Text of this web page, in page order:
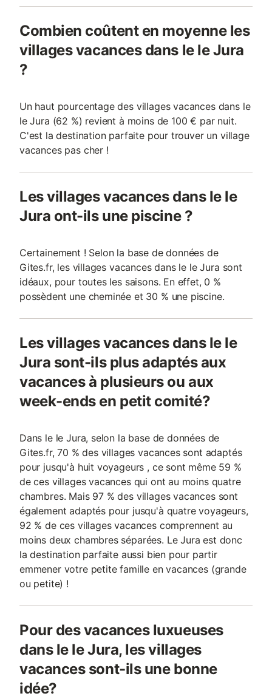
Combien coûtent en moyenne les
villages vacances dans le le Jura
?
Un haut pourcentage des villages vacances dans le
le Jura (62 %) revient à moins de 100 € par nuit.
C'est la destination parfaite pour trouver un village
vacances pas cher !
Les villages vacances dans le le
Jura ont-ils une piscine ?
Certainement ! Selon la base de données de
Gites.fr, les villages vacances dans le le Jura sont
idéaux, pour toutes les saisons. En effet, 0 %
possèdent une cheminée et 30 % une piscine.
Les villages vacances dans le le
Jura sont-ils plus adaptés aux
vacances à plusieurs ou aux
week-ends en petit comité?
Dans le le Jura, selon la base de données de
Gites.fr, 70 % des villages vacances sont adaptés
pour jusqu'à huit voyageurs , ce sont même 59 %
de ces villages vacances qui ont au moins quatre
chambres. Mais 97 % des villages vacances sont
également adaptés pour jusqu'à quatre voyageurs,
92 % de ces villages vacances comprennent au
moins deux chambres séparées. Le Jura est donc
la destination parfaite aussi bien pour partir
emmener votre petite famille en vacances (grande
ou petite) !
Pour des vacances luxueuses
dans le le Jura, les villages
vacances sont-ils une bonne
idée?